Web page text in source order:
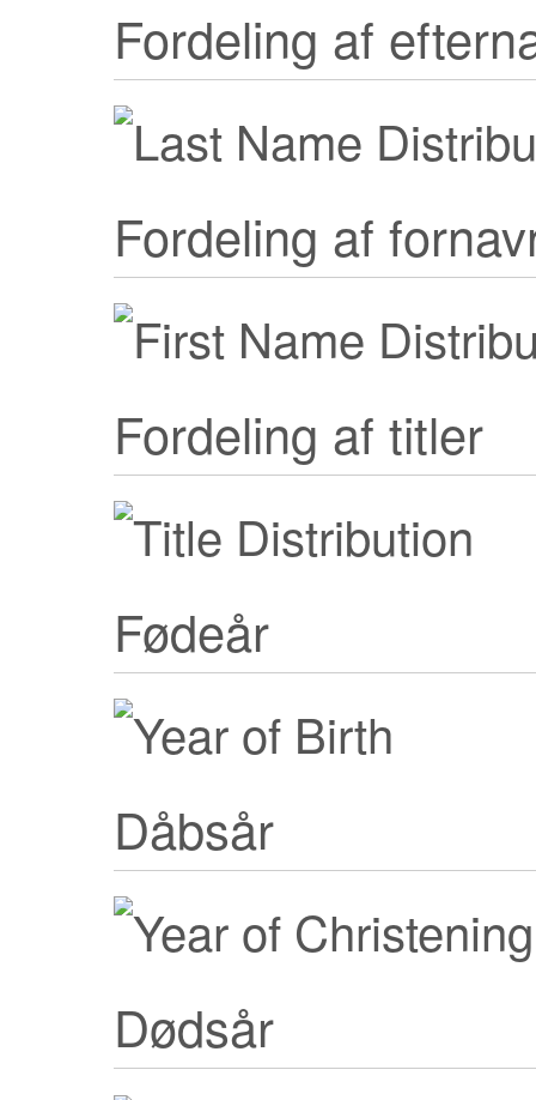
Fordeling af
Fordeling af
Fordeling af titler
Fødeår
Dåbsår
Dødsår